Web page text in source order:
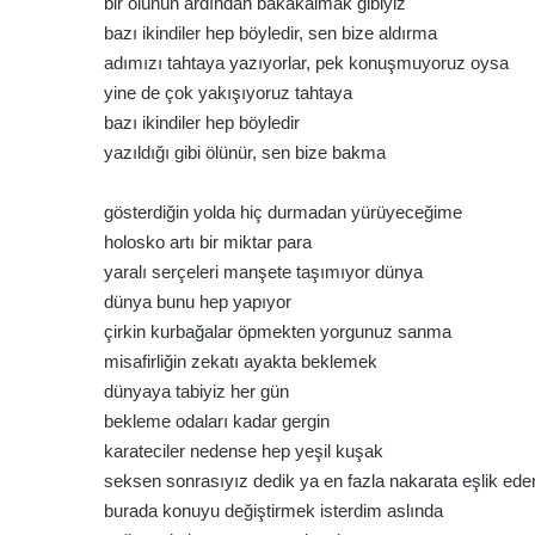
bazı ikindiler hep böyledir, sen bize aldırma
adımızı tahtaya yazıyorlar, pek konuşmuyoruz oysa
yine de çok yakışıyoruz tahtaya
bazı ikindiler hep böyledir
yazıldığı gibi ölünür, sen bize bakma
gösterdiğin yolda hiç durmadan yürüyeceğime
holosko artı bir miktar para
yaralı serçeleri manşete taşımıyor dünya
dünya bunu hep yapıyor
çirkin kurbağalar öpmekten yorgunuz sanma
misafirliğin zekatı ayakta beklemek
dünyaya tabiyiz her gün
bekleme odaları kadar gergin
karateciler nedense hep yeşil kuşak
seksen sonrasıyız dedik ya en fazla nakarata eşlik
burada konuyu değiştirmek isterdim aslında